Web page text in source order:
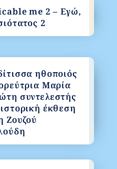
ηθοποιός
Μαρία
συντελεστής
έκθεση
Ζουζού
me 2 – Εγώ,
2